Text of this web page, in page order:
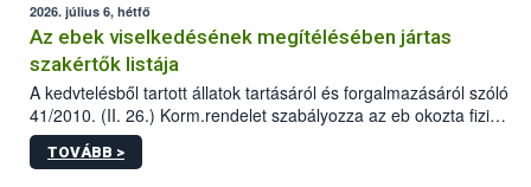
2026. július 6, hétfő
Az ebek viselkedésének megítélésében jártas
szakértők listája
A kedvtelésből tartott állatok tartásáról és forgalmazásáról szóló
41/2010. (II. 26.) Korm.rendelet szabályozza az eb okozta fizikai
sérülés, illetve ennek veszélye keletkezésekor felmerülő
hatósági feladatokat, valamint a veszélyes eb tartását és annak
TOVÁBB >